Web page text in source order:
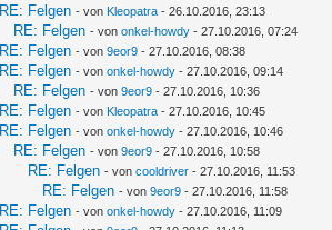
RE: Felgen - von Kleopatra - 26.10.2016, 23:13
RE: Felgen - vononkel-howdy - 27.10.2016, 07:24
RE: Felgen - von9eor9 - 27.10.2016, 08:38
RE: Felgen - vononkel-howdy - 27.10.2016, 09:14
RE: Felgen - von9eor9 - 27.10.2016, 10:36
RE: Felgen - von Kleopatra - 27.10.2016, 10:45
RE: Felgen - vononkel-howdy - 27.10.2016, 10:46
RE: Felgen - von9eor9 - 27.10.2016, 10:58
RE: Felgen - voncooldriver - 27.10.2016, 11:53
RE: Felgen - von9eor9 - 27.10.2016, 11:58
RE: Felgen - vononkel-howdy - 27.10.2016, 11:09